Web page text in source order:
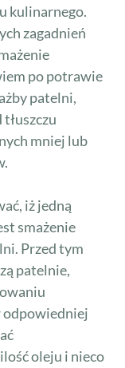
kulinarnego.
zagadnień
po potrawie
patelni,
mniej lub
iż jedną
smażenie
Przed tym
patelnie,
odpowiedniej
oleju i nieco